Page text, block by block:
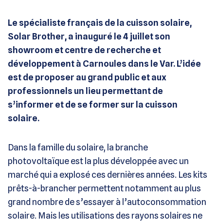
Le spécialiste français de la cuisson solaire,
Solar Brother, a inauguré le 4 juillet son
showroom et centre de recherche et
développement à Carnoules dans le Var. L’idée
est de proposer au grand public et aux
professionnels un lieu permettant de
s’informer et de se former sur la cuisson
solaire.
Dans la famille du solaire, la branche
photovoltaïque est la plus développée avec un
marché qui a explosé ces dernières années. Les kits
prêts-à-brancher permettent notamment au plus
grand nombre de s’essayer à l’autoconsommation
solaire. Mais les utilisations des rayons solaires ne